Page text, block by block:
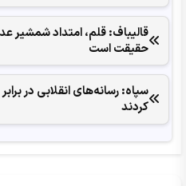
قالیباف: قلم، امتداد شمشیر
حقیقت است
سپاه: رسانه‌های انقلابی در
کردند